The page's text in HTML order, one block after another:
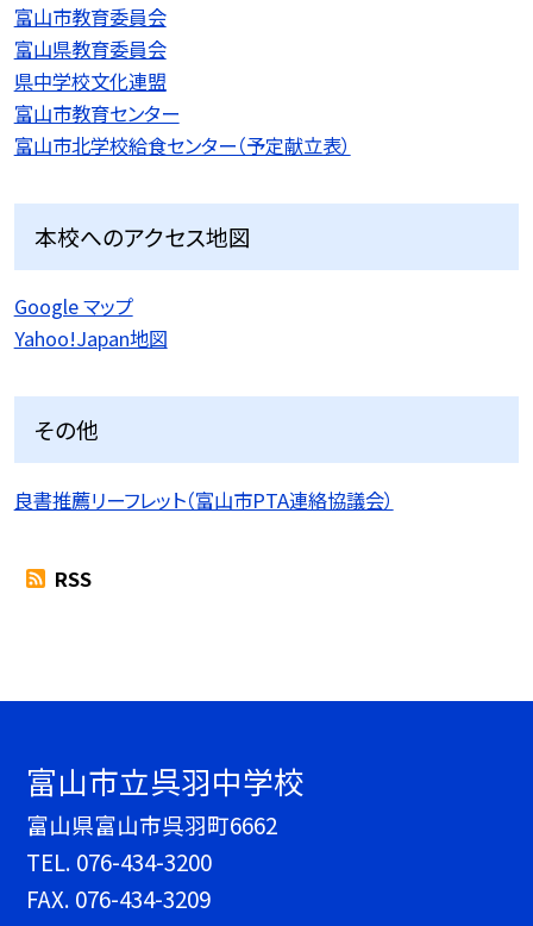
富山市教育委員会
富山県教育委員会
県中学校文化連盟
富山市教育センター
富山市北学校給食センター（予定献立表）
本校へのアクセス地図
Google マップ
Yahoo!Japan地図
その他
良書推薦リーフレット（富山市PTA連絡協議会）
RSS
富山市立呉羽中学校
富山県富山市呉羽町6662
TEL. 076-434-3200
FAX. 076-434-3209